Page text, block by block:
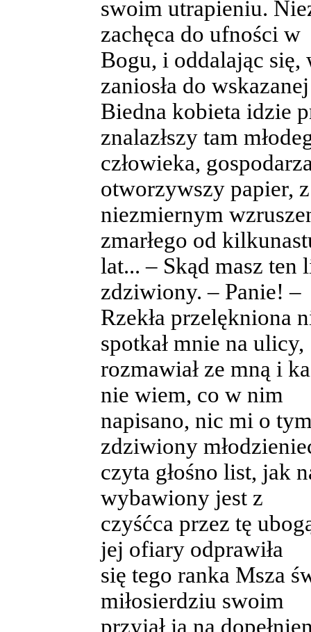
swoim utrapieniu.
zachęca do ufności w
Bogu, i oddalając się,
zaniosła do
Biedna kobieta idzie
znalazłszy tam
człowieka,
otworzywszy papier, z
niezmiernym
zmarłego od
lat... – Skąd masz ten
zdziwiony. – Panie! –
Rzekła przelękniona
spotkał mnie na ulicy,
rozmawiał ze mną i
nie wiem, co w nim
napisano, nic mi o
zdziwiony
czyta głośno list, jak
wybawiony jest z
czyśćca przez tę
jej ofiary odprawiła
się tego ranka Msza
miłosierdziu swoim
przyjął ją na